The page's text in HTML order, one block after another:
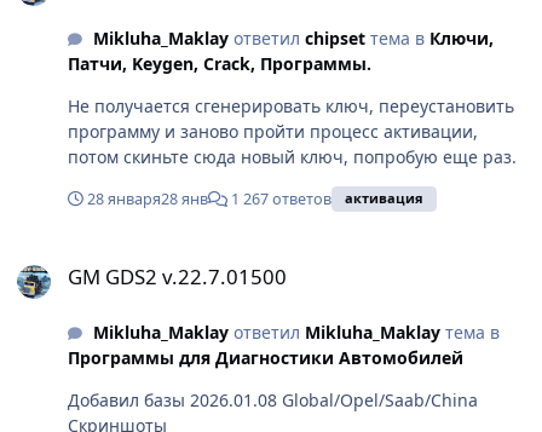
Mikluha_Maklayответил chipsetтема в Ключи,
Патчи, Keygen, Crack, Программы.
Не получается сгенерировать ключ, переустановить
программу и заново пройти процесс активации,
потом скиньте сюда новый ключ, попробую еще раз.
28 января28 янв 1 267 ответов активация
GM GDS2 v.22.7.01500
Mikluha_Maklayответил Mikluha_Maklayтема в
Программы для Диагностики Автомобилей
Добавил базы 2026.01.08 Global/Opel/Saab/China
Скриншоты